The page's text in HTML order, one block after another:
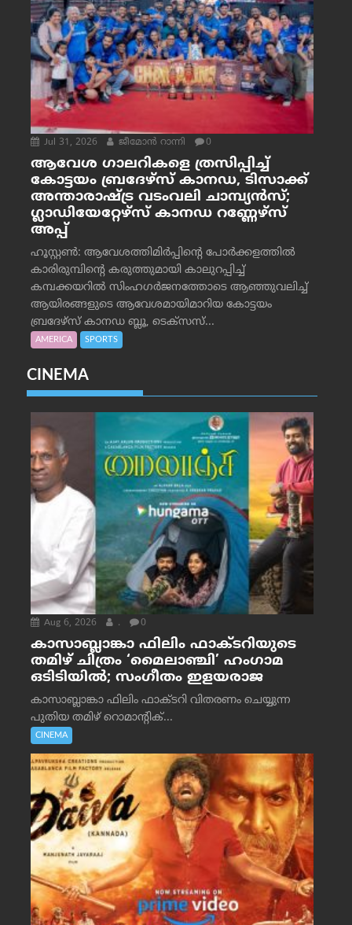
Jul 31, 2026 ജീമോന്‍ റാന്നി 0
ആവേശ ഗാലറികളെ ത്രസിപ്പിച്ച്
കോട്ടയം ബ്രദേഴ്‌സ് കാനഡ, ടിസാക്ക്
അന്താരാഷ്ട്ര വടംവലി ചാമ്പ്യന്‍സ്;
ഗ്ലാഡിയേറ്റേഴ്‌സ് കാനഡ റണ്ണേഴ്‌സ്
അപ്പ്
ഹൂസ്റ്റണ്‍: ആവേശത്തിമിര്‍പ്പിന്റെ പോര്‍ക്കളത്തില്‍
കാരിരുമ്പിന്റെ കരുത്തുമായി കാലുറപ്പിച്ച്
കമ്പക്കയറില്‍ സിംഹഗര്‍ജനത്തോടെ ആഞ്ഞുവലിച്ച്
ആയിരങ്ങളുടെ ആവേശമായിമാറിയ കോട്ടയം
ബ്രദേഴ്‌സ് കാനഡ ബ്ലൂ, ടെക്‌സസ്...
AMERICA SPORTS
CINEMA
Aug 6, 2026 . 0
കാസാബ്ലാങ്കാ ഫിലിം ഫാക്ടറിയുടെ
തമിഴ് ചിത്രം ‘മൈലാഞ്ചി’ ഹംഗാമ
ഒടിടിയിൽ; സംഗീതം ഇളയരാജ
കാസാബ്ലാങ്കാ ഫിലിം ഫാക്ടറി വിതരണം ചെയ്യുന്ന
പുതിയ തമിഴ് റൊമാന്റിക്...
CINEMA